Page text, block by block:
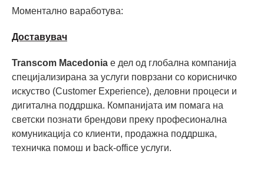
Моментално ваработува:
Доставувач
Transcom Macedonia е дел од глобална компанија
специјализирана за услуги поврзани со корисничко
искуство (Customer Experience), деловни процеси и
дигитална поддршка. Компанијата им помага на
светски познати брендови преку професионална
комуникација со клиенти, продажна поддршка,
техничка помош и back-office услуги.